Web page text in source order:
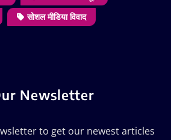
सोशल मीडिया विवाद
Newsletter
to get our newest articles